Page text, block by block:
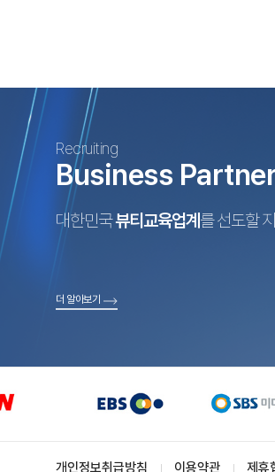
Recruiting
Business
대한민국뷰티교육업계 를 선도할
더 알아보기
개인정보취급방침 이용약관 제휴